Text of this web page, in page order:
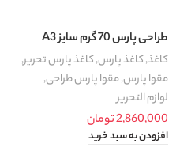
طراحی پارس 70 گرم سایز A3
کاغذ,کاغذ پارس,کاغذ پارس تحریر,
مقوا پارس,مقوا پارس طراحی,
لوازم التحریر
2,860,000تومان
افزودن به سبد خرید